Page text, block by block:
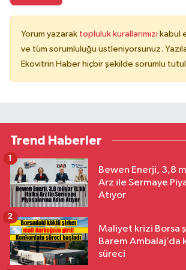
Yorum yazarak topluluk kurallarımızı kabul
ve tüm sorumluluğu üstleniyorsunuz.
Ekovitrin Haber hiçbir şekilde sorumlu
Trend Haberler
Bewen Enerji, 3,8
Arz ile Sermaye
Atıyor
1
Maliyet krizi Borsa
Barem
süreci
2